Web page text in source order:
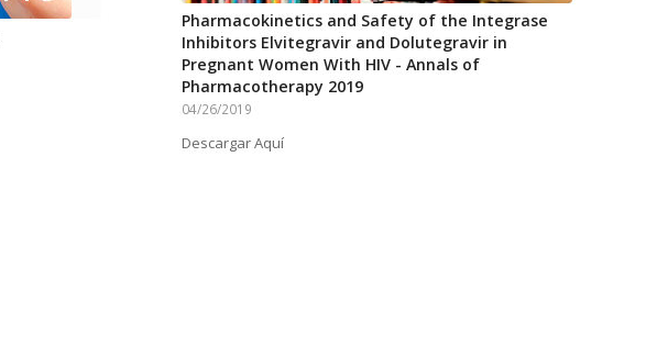
Pharmacokinetics and Safety of the Integrase
Inhibitors Elvitegravir and Dolutegravir in
Pregnant Women With HIV - Annals of
Pharmacotherapy 2019
04/26/2019
Descargar Aquí